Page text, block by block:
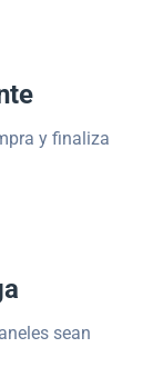
y finaliza
sean